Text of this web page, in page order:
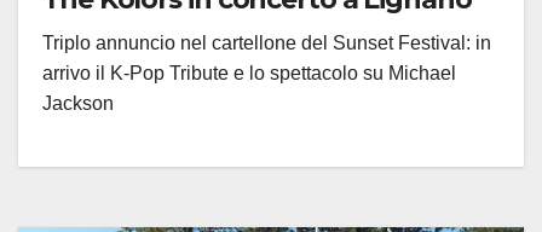
Triplo annuncio nel cartellone del Sunset Festival: in
arrivo il K-Pop Tribute e lo spettacolo su Michael
Jackson